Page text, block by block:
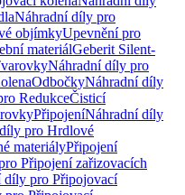
Náhradní díly pro
objímkyUpevnění pro
materiálGeberit Silent-
Náhradní díly pro
OdbočkyNáhradní díly
RedukceČisticí
PřipojeníNáhradní díly
pro Hrdlové
materiályPřipojení
Připojení zařizovacích
díly pro Připojovací